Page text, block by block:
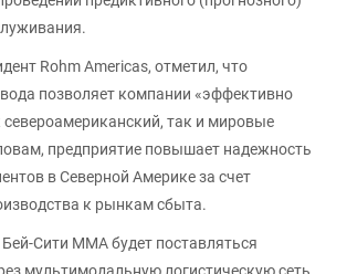
Rohm Americas, отметил, что
позволяет компании «эффективно
так и мировые
предприятие повышает надежность
в Северной Америке за счет
к рынкам сбыта.
Сити ММА будет поставляться